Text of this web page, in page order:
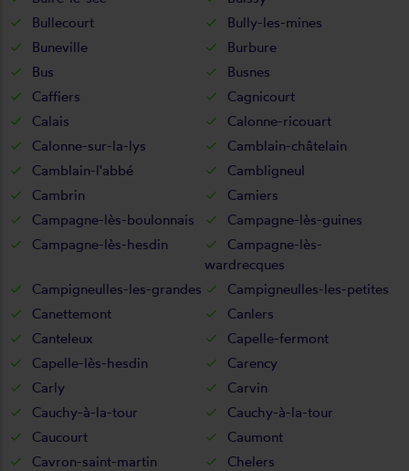
Bullecourt
Bully-les-mines
Buneville
Burbure
Bus
Busnes
Caffiers
Cagnicourt
Calais
Calonne-ricouart
Calonne-sur-la-lys
Camblain-châtelain
Camblain-l'abbé
Cambligneul
Cambrin
Camiers
Campagne-lès-boulonnais
Campagne-lès-guines
Campagne-lès-hesdin
Campagne-lès-
wardrecques
Campigneulles-les-grandes
Campigneulles-les-petites
Canettemont
Canlers
Canteleux
Capelle-fermont
Capelle-lès-hesdin
Carency
Carly
Carvin
Cauchy-à-la-tour
Cauchy-à-la-tour
Caucourt
Caumont
Cavron-saint-martin
Chelers